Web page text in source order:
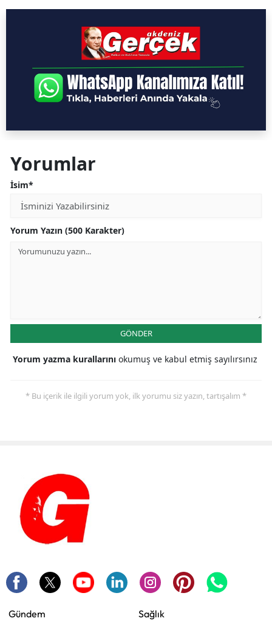
Yorumlar
İsim*
Yorum Yazın (500 Karakter)
GÖNDER
Yorum yazma kurallarını okumuş ve kabul etmiş sayılırsınız
* Bu içerik ile ilgili yorum yok, ilk yorumu siz yazın, tartışalım *
Gündem
Sağlık